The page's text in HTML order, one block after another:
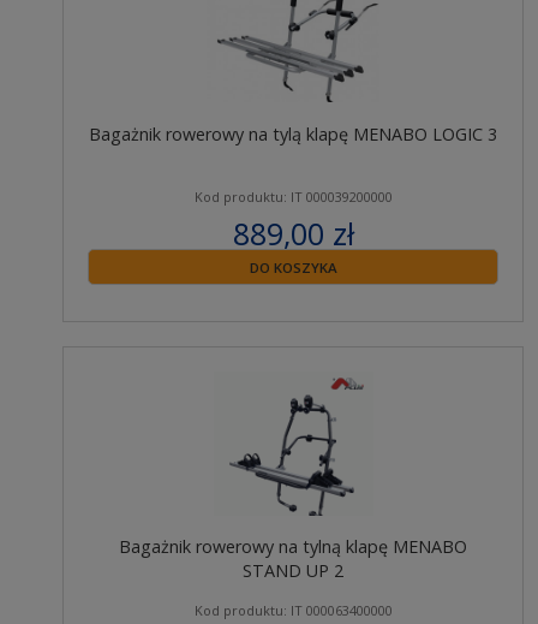
Bagażnik rowerowy na tylą klapę MENABO LOGIC 3
Kod produktu: IT 000039200000
889,00 zł
zawiera 23% VAT
DO KOSZYKA
Bagażnik rowerowy na tylną klapę MENABO
STAND UP 2
Kod produktu: IT 000063400000